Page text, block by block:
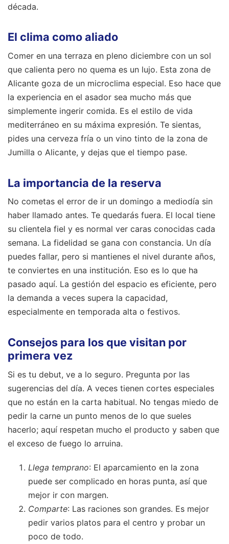
década.
El clima como aliado
Comer en una terraza en pleno diciembre con un sol
que calienta pero no quema es un lujo. Esta zona de
Alicante goza de un microclima especial. Eso hace que
la experiencia en el asador sea mucho más que
simplemente ingerir comida. Es el estilo de vida
mediterráneo en su máxima expresión. Te sientas,
pides una cerveza fría o un vino tinto de la zona de
Jumilla o Alicante, y dejas que el tiempo pase.
La importancia de la reserva
No cometas el error de ir un domingo a mediodía sin
haber llamado antes. Te quedarás fuera. El local tiene
su clientela fiel y es normal ver caras conocidas cada
semana. La fidelidad se gana con constancia. Un día
puedes fallar, pero si mantienes el nivel durante años,
te conviertes en una institución. Eso es lo que ha
pasado aquí. La gestión del espacio es eficiente, pero
la demanda a veces supera la capacidad,
especialmente en temporada alta o festivos.
Consejos para los que visitan por
primera vez
Si es tu debut, ve a lo seguro. Pregunta por las
sugerencias del día. A veces tienen cortes especiales
que no están en la carta habitual. No tengas miedo de
pedir la carne un punto menos de lo que sueles
hacerlo; aquí respetan mucho el producto y saben que
el exceso de fuego lo arruina.
Llega temprano: El aparcamiento en la zona
puede ser complicado en horas punta, así que
mejor ir con margen.
Comparte: Las raciones son grandes. Es mejor
pedir varios platos para el centro y probar un
poco de todo.